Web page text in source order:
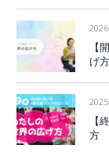
【
げ方
【
方